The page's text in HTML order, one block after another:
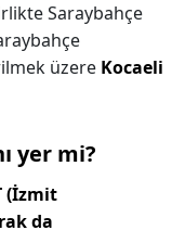
Saraybahçe
üzere Kocaeli
yer mi?
(İzmit
da